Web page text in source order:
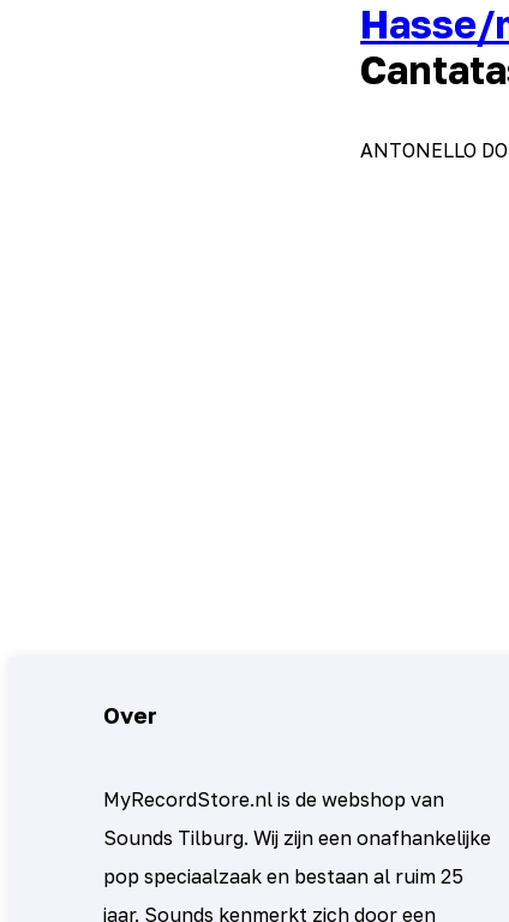
ANTONELLO
Over
MyRecordStore.nl is de webshop van
Sounds Tilburg. Wij zijn een onafhankelijke
pop speciaalzaak en bestaan al ruim 25
jaar. Sounds kenmerkt zich door een